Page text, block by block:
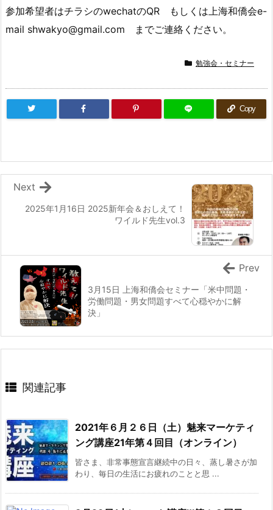
参加希望者はチラシのwechatのQR もしくは上海和僑会e-
mail shwakyo@gmail.com までご連絡ください。
勉強会・セミナー
Copy
2025年1月16日 2025新年会＆おしえて！
ワイルド先生vol.3
Next
3月15日 上海和僑会セミナー「米中問題・
労働問題・男女問題すべて心穏やかに解
決」
Prev
関連記事
2021年６月２６日（土）魅来マーケティ
ング講座21年第４回目（オンライン）
皆さま、非常事態宣言継続中の日々、蒸し暑さが加
わり、毎日の生活にお疲れのことと思 ...